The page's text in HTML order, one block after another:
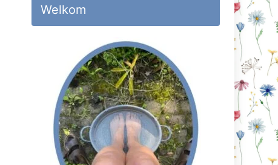
Welkom